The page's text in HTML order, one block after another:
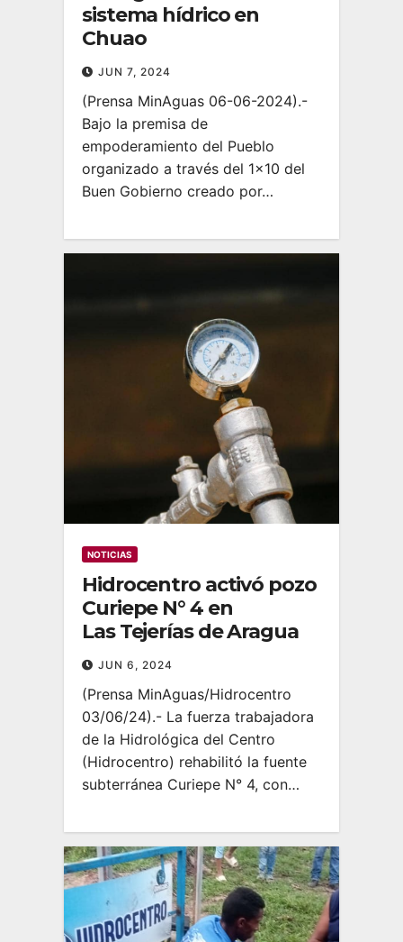
sistema hídrico en
Chuao
JUN 7, 2024
(Prensa MinAguas 06-06-2024).-
Bajo la premisa de
empoderamiento del Pueblo
organizado a través del 1×10 del
Buen Gobierno creado por…
NOTICIAS
Hidrocentro activó pozo
Curiepe N° 4 en
Las Tejerías de Aragua
JUN 6, 2024
(Prensa MinAguas/Hidrocentro
03/06/24).- La fuerza trabajadora
de la Hidrológica del Centro
(Hidrocentro) rehabilitó la fuente
subterránea Curiepe N° 4, con…